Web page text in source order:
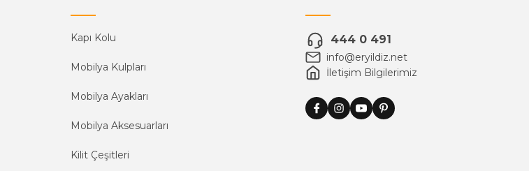
Kapı Kolu
Mobilya Kulpları
Mobilya Ayakları
Mobilya Aksesuarları
Kilit Çeşitleri
444 0 491
info@eryildiz.net
İletişim Bilgilerimiz